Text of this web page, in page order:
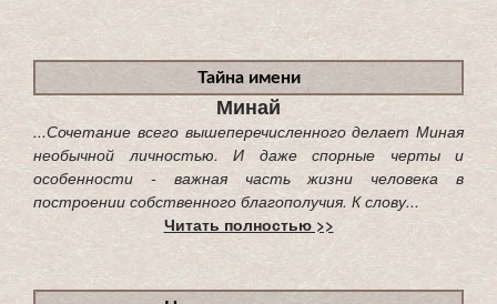
Тайна имени
Минай
...Сочетание всего вышеперечисленного делает Миная
необычной личностью. И даже спорные черты и
особенности - важная часть жизни человека в
построении собственного благополучия. К слову...
Читать полностью >>